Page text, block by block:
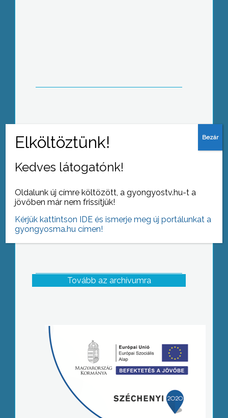
A Heves Megyei Agrárkamara
elnöksége küldött gyűlést tartott, ahol
feladatait és pénzügyi terveit
Tovább az archívumra
Kedves látogatónk!
Oldalunk új címre költözött, a gyongyostv.hu-t a
jövőben már nem frissítjük!
Kérjük kattintson IDE és ismerje meg új portálunkat a
gyongyosma.hu címen!